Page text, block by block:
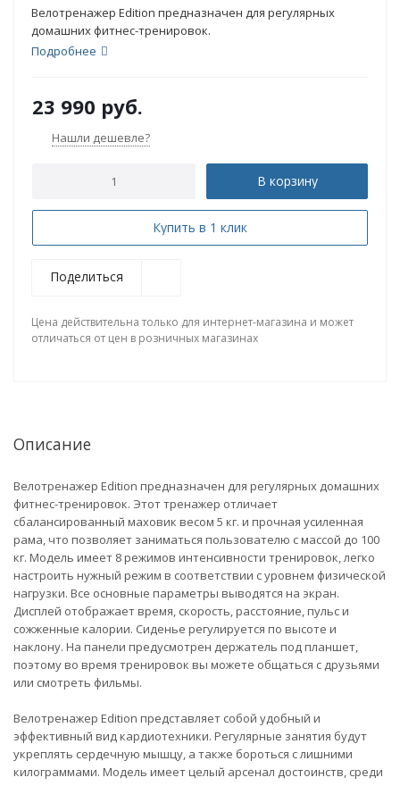
Велотренажер Edition предназначен для регулярных
домашних фитнес-тренировок.
Подробнее
23 990 руб.
Нашли дешевле?
В корзину
Купить в 1 клик
Поделиться
Цена действительна только для интернет-магазина и может
отличаться от цен в розничных магазинах
Описание
Велотренажер Edition предназначен для регулярных домашних
фитнес-тренировок. Этот тренажер отличает
сбалансированный маховик весом 5 кг. и прочная усиленная
рама, что позволяет заниматься пользователю с массой до 100
кг. Модель имеет 8 режимов интенсивности тренировок, легко
настроить нужный режим в соответствии с уровнем физической
нагрузки. Все основные параметры выводятся на экран.
Дисплей отображает время, скорость, расстояние, пульс и
сожженные калории. Сиденье регулируется по высоте и
наклону. На панели предусмотрен держатель под планшет,
поэтому во время тренировок вы можете общаться с друзьями
или смотреть фильмы.
Велотренажер Edition представляет собой удобный и
эффективный вид кардиотехники. Регулярные занятия будут
укреплять сердечную мышцу, а также бороться с лишними
килограммами. Модель имеет целый арсенал достоинств, среди